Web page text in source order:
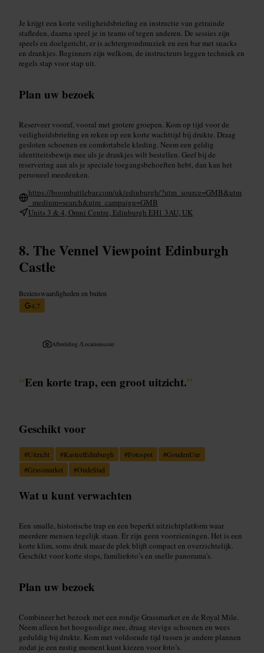
Je krijgt een korte veiligheidsbriefing en instructie van getrainde
stafleden, daarna speel je in teams of tegen anderen. De sessies zijn
speels en doelgericht, er is achtergrondmuziek en een bar met snacks
en drankjes. Beginners zijn welkom, de instructeurs leggen techniek en
regels stap voor stap uit.
Plan uw bezoek
Reserveer vooraf, vooral met grotere groepen. Kom op tijd voor de
veiligheidsbriefing en reken op een korte wachttijd bij drukte. Draag
gesloten schoenen en comfortabele kleding. Neem een geldig
identiteitsbewijs mee als je drankjes wilt bestellen. Geef bij de
reservering aan als je speciale toegangsbehoeften hebt, dan kan het
personeel meedenken.
https://boombattlebar.com/uk/edinburgh/?utm_source=GMB&utm
_medium=search&utm_campaign=GMB
Units 3 & 4, Omni Centre, Edinburgh EH1 3AU, UK
The Vennel Viewpoint Edinburgh
Castle
Bezienswaardigheden en buiten
4,7
Afbeelding /Locationscout
“Een korte trap, een groot uitzicht.”
Geschikt voor
#Uitzicht #KasteelEdinburgh #Fotospot #GoudenUur
#Grassmarket #OudeStad
Wat u kunt verwachten
Een smalle, historische trap en een beperkt uitzichtplatform waar
meerdere mensen tegelijk staan. Er zijn geen voorzieningen. Het is een
korte klim, soms druk maar de plek blijft compact en overzichtelijk.
Geschikt voor korte stops, familiefoto’s en snelle panorama’s.
Plan uw bezoek
Combineer het bezoek met een rondje Grassmarket en de Royal Mile.
Neem alleen het hoognodige mee, draag stevige schoenen en wees
geduldig bij drukte. Kom met voldoende tijd tussen je andere plannen
zodat je een rustig moment kunt kiezen voor foto’s.